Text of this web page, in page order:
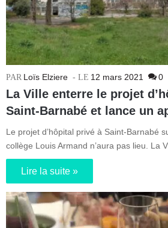
Loïs Elziere 12 mars 2021 0
La Ville enterre le projet
Saint-Barnabé et lance un
Le projet d’hôpital privé à Saint-Barnabé
collège Louis Armand n’aura pas lieu. La
Lire la suite »